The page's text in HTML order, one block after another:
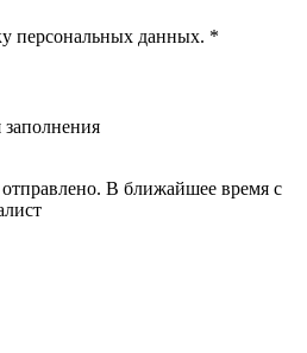
персональных данных. *
заполнения
В ближайшее время с